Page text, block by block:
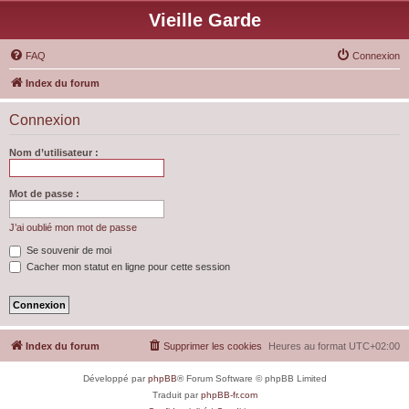
Vieille Garde
FAQ Connexion
Index du forum
Connexion
Nom d’utilisateur :
Mot de passe :
J’ai oublié mon mot de passe
Se souvenir de moi
Cacher mon statut en ligne pour cette session
Index du forum Heures au format UTC+02:00
Supprimer les cookies
Développé parphpBB® Forum Software © phpBB Limited
Traduit parphpBB-fr.com